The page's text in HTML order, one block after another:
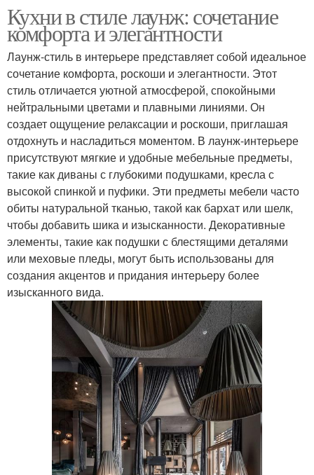
Кухни в стиле лаунж: сочетание
комфорта и элегантности
Лаунж-стиль в интерьере представляет собой идеальное
сочетание комфорта, роскоши и элегантности. Этот
стиль отличается уютной атмосферой, спокойными
нейтральными цветами и плавными линиями. Он
создает ощущение релаксации и роскоши, приглашая
отдохнуть и насладиться моментом. В лаунж-интерьере
присутствуют мягкие и удобные мебельные предметы,
такие как диваны с глубокими подушками, кресла с
высокой спинкой и пуфики. Эти предметы мебели часто
обиты натуральной тканью, такой как бархат или шелк,
чтобы добавить шика и изысканности. Декоративные
элементы, такие как подушки с блестящими деталями
или меховые пледы, могут быть использованы для
создания акцентов и придания интерьеру более
изысканного вида.